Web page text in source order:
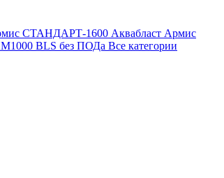
СТАНДАРТ-1600 Аквабласт Армис
BLS без ПОДа Все категории